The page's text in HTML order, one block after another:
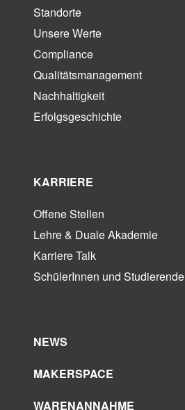
Standorte
Unsere Werte
Compliance
Qualitätsmanagement
Nachhaltigkeit
Erfolgsgeschichte
KARRIERE
Offene Stellen
Lehre & Duale Akademie
Karriere Talk
SchülerInnen und Studierende
NEWS
MAKERSPACE
WARENANNAHME